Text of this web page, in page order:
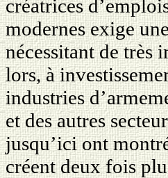
créatrices
modernes exige
nécessitant de très
lors, à
industries
et des autres
jusqu’ici ont
créent deux fois